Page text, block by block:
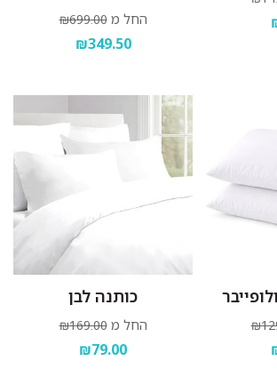
החל מ ₪699.00
₪349.50
כותנה לבן
החל מ ₪169.00
₪79.00